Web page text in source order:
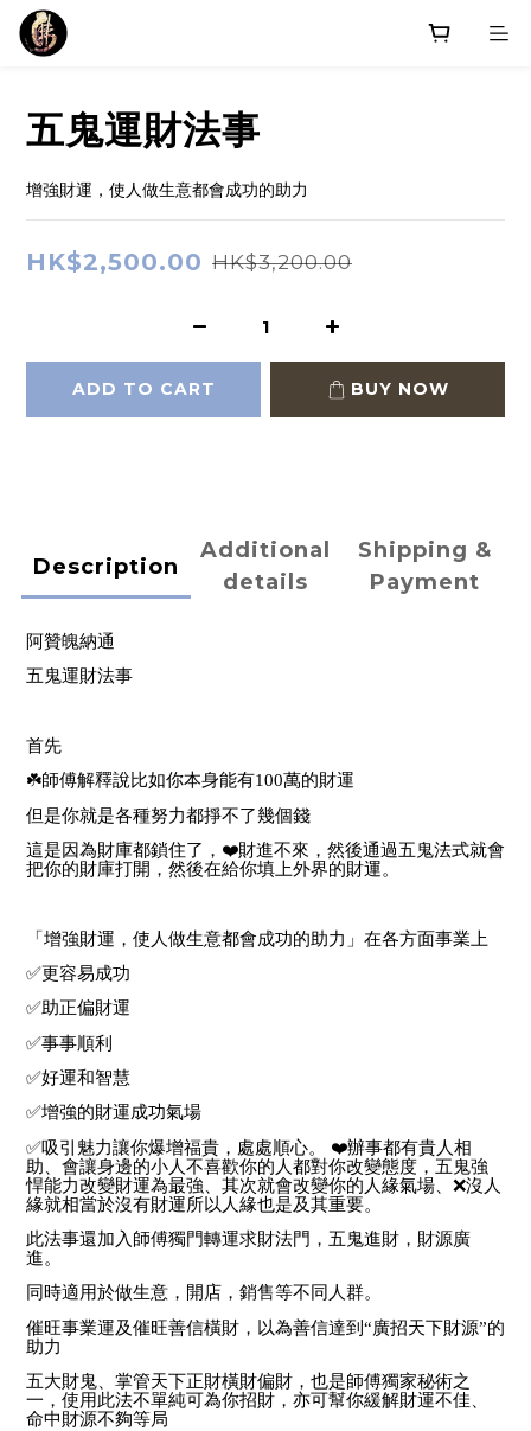
五鬼運財法事
增強財運，使人做生意都會成功的助力
HK$2,500.00 HK$3,200.00
ADD TO CART BUY NOW
Description
Additional
details
Shipping &
Payment
阿贊魄納通
五鬼運財法事
首先
☘️師傅解釋說比如你本身能有100萬的財運
但是你就是各種努力都掙不了幾個錢
這是因為財庫都鎖住了， ❤️財進不來， 然後通過五鬼法式就會
把你的財庫打開， 然後在給你填上外界的財運。
「增強財運，使人做生意都會成功的助力」在各方面事業上
✅更容易成功
✅助正偏財運
✅事事順利
✅好運和智慧
✅增強的財運成功氣場
✅吸引魅力讓你爆增福貴，處處順心。 ❤️辦事都有貴人相
助、會讓身邊的小人不喜歡你的人都對你改變態度，五鬼強
悍能力改變財運為最強、其次就會改變你的人緣氣場、 ❌沒人
緣就相當於沒有財運所以人緣也是及其重要。
此法事還加入師傅獨門轉運求財法門， 五鬼進財， 財源廣
進。
同時適用於做生意，開店，銷售等不同人群。
催旺事業運及催旺善信橫財， 以為善信達到“廣招天下財源”的
助力
五大財鬼、掌管天下正財橫財偏財，也是師傅獨家秘術之
一，使用此法不單純可為你招財，亦可幫你緩解財運不佳、
命中財源不夠等局